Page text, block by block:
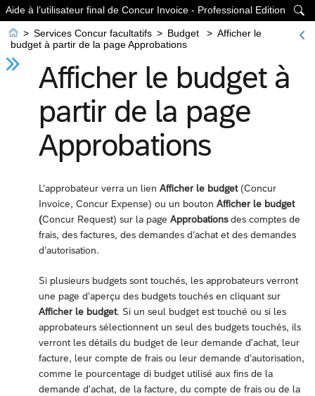

Aide à l’utilisateur final de Concur Invoice - Professional Edition
 > Services Concur facultatifs > Budget > Afficher le
budget à partir de la page Approbations
Afficher le budget à
partir de la page
Approbations
L’approbateur verra un lien Afficher le budget(Concur
Invoice, Concur Expense) ou un bouton Afficher le budget
(Concur Request) sur la page Approbationsdes comptes de
frais, des factures, des demandes d’achat et des demandes
d’autorisation.
Si plusieurs budgets sont touchés, les approbateurs verront
une page d’aperçu des budgets touchés en cliquant sur
Afficher le budget. Si un seul budget est touché ou si les
approbateurs sélectionnent un seul des budgets touchés, ils
verront les détails du budget de leur demande d'achat, leur
facture, leur compte de frais ou leur demande d’autorisation,
comme le pourcentage di budget utilisé aux fins de la
demande d'achat, de la facture, du compte de frais ou de la